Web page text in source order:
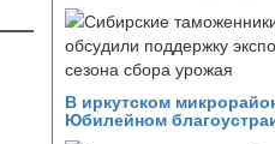
В иркутском
Юбилейном